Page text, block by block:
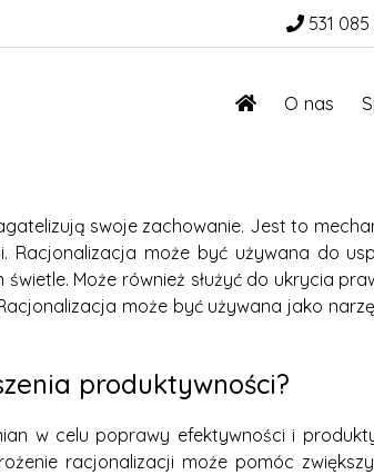
531
O nas
swoje zachowanie. Jest to
może być używana do
Może również służyć do ukrycia
może być używana jako
produktywności?
w celu poprawy efektywności i
racjonalizacji może pomóc